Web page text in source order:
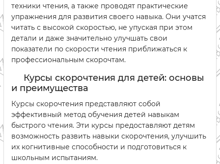
техники чтения, а также проводят практические
упражнения для развития своего навыка. Они учатся
читать с высокой скоростью, не упуская при этом
детали и даже значительно улучшать свои
показатели по скорости чтения приближаться к
профессиональным скорочтам.
Курсы скорочтения для детей: основы
и преимущества
Курсы скорочтения представляют собой
эффективный метод обучения детей навыкам
быстрого чтения. Эти курсы предоставляют детям
возможность развить навыки скорочтения, улучшить
их когнитивные способности и подготовиться к
школьным испытаниям.